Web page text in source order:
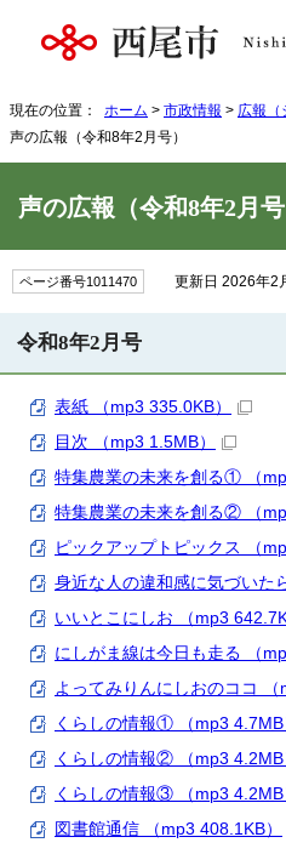
現在の位置： ホーム > 市政情報 > 広報（
声の広報（令和8年2月号）
声の広報（令和8年2月号
ページ番号1011470 更新日 2026年2
令和8年2月号
表紙 （mp3 335.0KB）
目次 （mp3 1.5MB）
特集農業の未来を創る① （
特集農業の未来を創る② （
ピックアップトピックス （
身近な人の違和感に気づいた
いいとこにしお （mp3
にしがま線は今日も走る （
よってみりんにしおのココ （
くらしの情報① （mp3 4.7MB
くらしの情報② （mp3 4.2MB
くらしの情報③ （mp3 4.2MB
図書館通信 （mp3 408.1KB）